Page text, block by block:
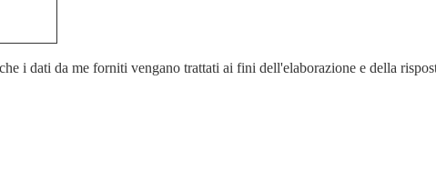
i dati da me forniti vengano trattati ai fini dell'elaborazione e della